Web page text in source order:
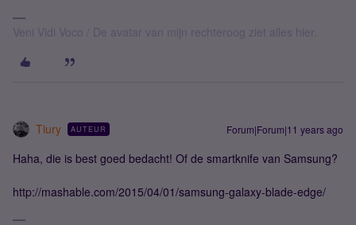
Veni Vidi Voco / De avatar van mijn rechteroog ziet alles hier.
Tiury AUTEUR Forum|Forum|11 years ago
Haha, die is best goed bedacht! Of de smartknife van Samsung?
http://mashable.com/2015/04/01/samsung-galaxy-blade-edge/